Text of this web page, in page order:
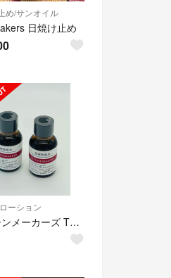
め/サンオイル
日焼け止め
ーション
チューンメーカーズ TUNEMAKERS 原液保湿水 化粧水 20mlX2個